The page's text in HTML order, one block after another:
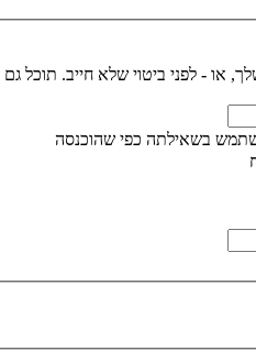
או - לפני ביטוי שלא חייב. תוכל
בשאילתה כפי שהוכנסה